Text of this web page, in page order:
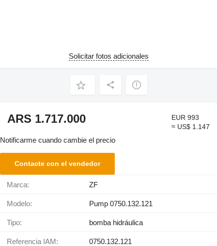
Solicitar fotos adicionales
ARS 1.717.000
EUR 993
≈ US$ 1.147
Notificarme cuando cambie el precio
Contacte con el vendedor
Marca: ZF
Modelo: Pump 0750.132.121
Tipo: bomba hidráulica
Referencia IAM: 0750.132.121